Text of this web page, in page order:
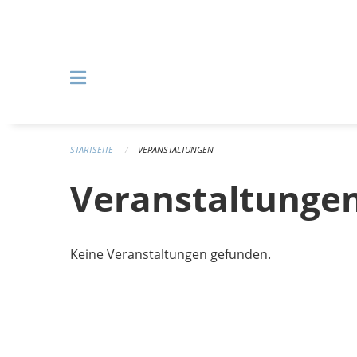
STARTSEITE VERANSTALTUNGEN
Keine Veranstaltungen gefunden.